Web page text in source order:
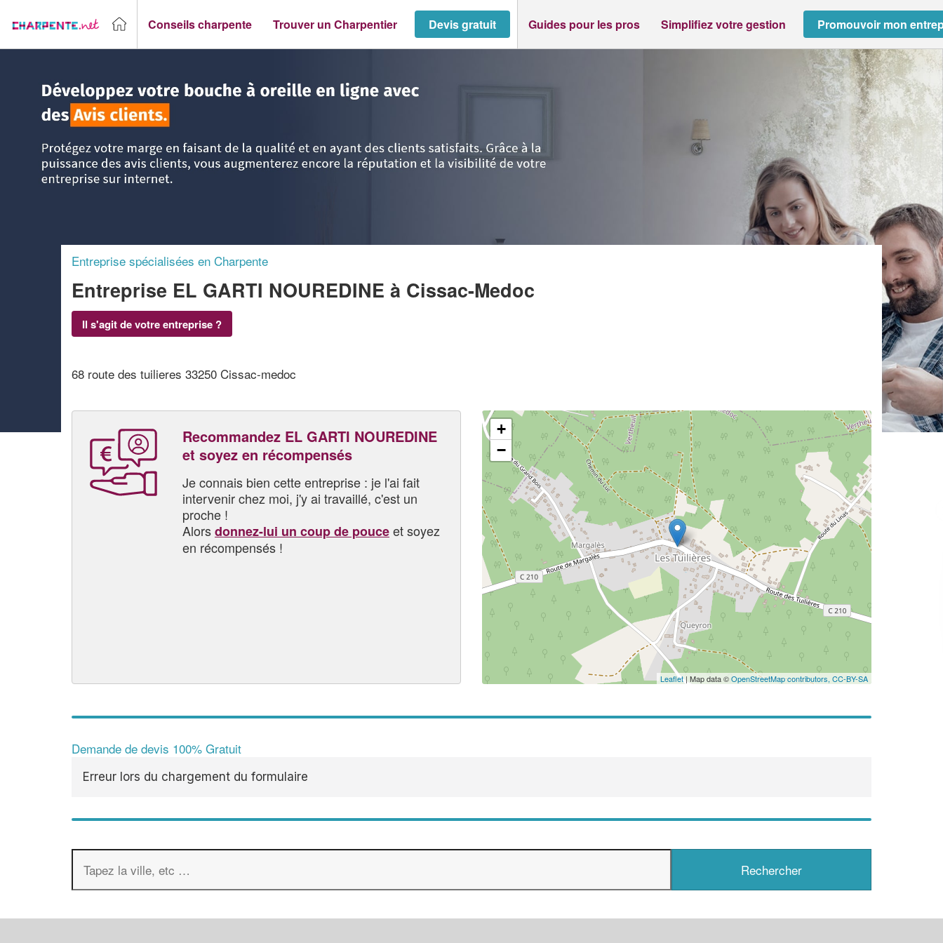
Conseils charpente Trouver un Charpentier Devis gratuit Guides pour les pros Simplifiez votre gestion Promouvoir mon
Entreprise spécialisées en Charpente
Entreprise EL GARTI NOUREDINE à Cissac-Medoc
Il s'agit de votre entreprise ?
68 route des tuilieres 33250 Cissac-medoc
Recommandez EL GARTI NOUREDINE
et soyez en récompensés
Je connais bien cette entreprise : je l'ai fait
intervenir chez moi, j'y ai travaillé, c'est un
proche !
Alorsdonnez-lui un coup de pouceet soyez
en récompensés !
+
−
Leaflet| Map data ©OpenStreetMap contributors, CC-BY-SA
Demande de devis 100% Gratuit
Erreur lors du chargement du formulaire
✕
Vous êtes un
professionnel ?
Augmentez votre chiffre d'affaires
vosmargestout en gagnant de
nouveaux clients!
En savoir plus